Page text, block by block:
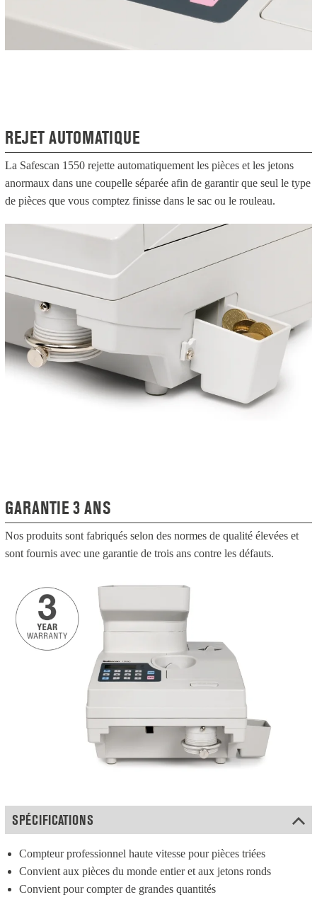
REJET AUTOMATIQUE
La Safescan 1550 rejette automatiquement les pièces et les jetons
anormaux dans une coupelle séparée afin de garantir que seul le type
de pièces que vous comptez finisse dans le sac ou le rouleau.
GARANTIE 3 ANS
Nos produits sont fabriqués selon des normes de qualité élevées et
sont fournis avec une garantie de trois ans contre les défauts.
SPÉCIFICATIONS
Compteur professionnel haute vitesse pour pièces triées
Convient aux pièces du monde entier et aux jetons ronds
Convient pour compter de grandes quantités